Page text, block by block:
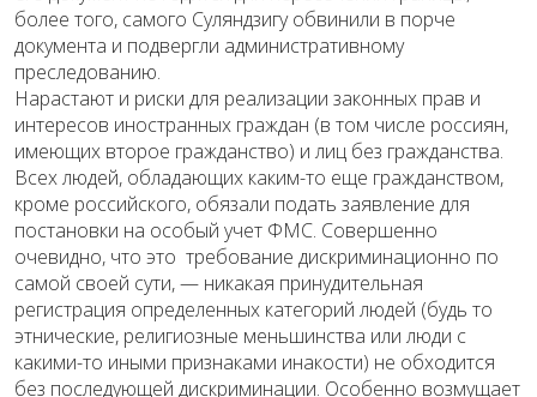
более того, самого Суляндзигу обвинили в порче
документа и подвергли административному
преследованию.
Нарастают и риски для реализации законных прав и
интересов иностранных граждан (в том числе россиян,
имеющих второе гражданство) и лиц без гражданства.
Всех людей, обладающих каким-то еще гражданством,
кроме российского, обязали подать заявление для
постановки на особый учет ФМС. Совершенно
очевидно, что это требование дискриминационно по
самой своей сути, — никакая принудительная
регистрация определенных категорий людей (будь то
этнические, религиозные меньшинства или люди с
какими-то иными признаками инакости) не обходится
без последующей дискриминации. Особенно возмущает